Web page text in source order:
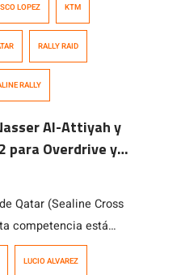
en el 12° lugar,
en […]
LOPEZ KTM
RALLY RAID
RALLY
Al-Attiyah y
para Overdrive y
Qatar (Sealine Cross
competencia está
de Overdrive
LUCIO ALVAREZ